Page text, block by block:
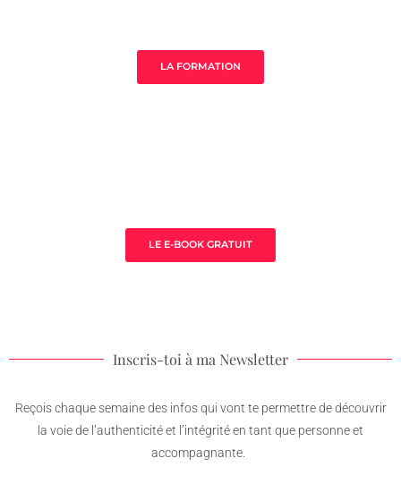
LA FORMATION
LE E-BOOK GRATUIT
Inscris-toi à ma Newsletter
Reçois chaque semaine des infos qui vont te permettre de découvrir
la voie de l’authenticité et l’intégrité en tant que personne et
accompagnante.